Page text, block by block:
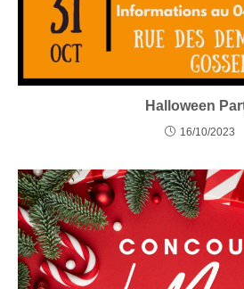
Halloween
16/10/2023